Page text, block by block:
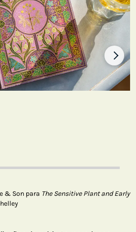
& Son para The Sensitive Plant and Early